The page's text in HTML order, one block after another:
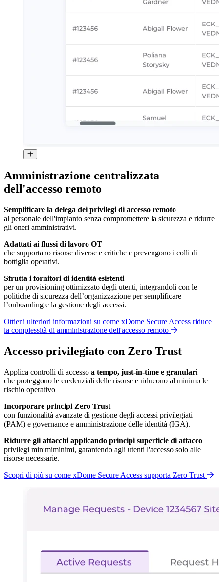
Amministrazione centralizzata
dell'accesso remoto
Semplificare la delega dei privilegi di accesso remoto
al personale dell'impianto senza compromettere la sicurezza e ridurre
gli oneri amministrativi.
Adattati ai flussi di lavoro OT
che supportano risorse diverse e critiche e prevengono i colli di
bottiglia operativi.
Sfrutta i fornitori di identità esistenti
per un provisioning ottimizzato degli utenti, integrandoli con le
politiche di sicurezza dell’organizzazione per semplificare
l’onboarding e la gestione degli accessi.
Ottieni ulteriori informazioni su come xDome Secure Access riduce
la complessità di amministrazione dell'accesso remoto
Accesso privilegiato con Zero Trust
Applica controlli di accesso a tempo, just-in-time e granulari
che proteggono le credenziali delle risorse e riducono al minimo le
rischio operativo
Incorporare principi Zero Trust
con funzionalità avanzate di gestione degli accessi privilegiati
(PAM) e governance e amministrazione delle identità (IGA).
Ridurre gli attacchi applicando principi superficie di attacco
privilegi minimiminimi, garantendo agli utenti l'accesso solo alle
risorse necessarie.
Scopri di più su come xDome Secure Access supporta Zero Trust